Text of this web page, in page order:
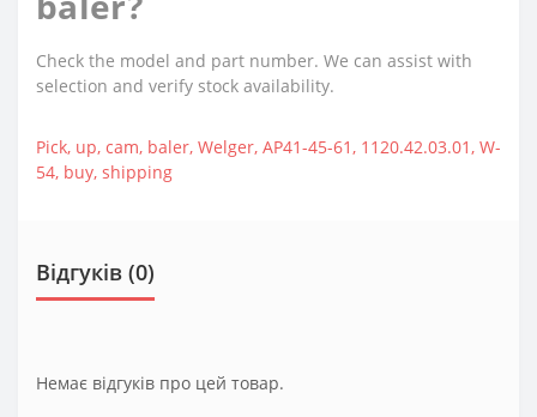
Check the model and part number. We can assist with
selection and verify stock availability.
Pick, up, cam, baler, Welger, AP41-45-61, 1120.42.03.01, W-
54, buy, shipping
Відгуків (0)
Немає відгуків про цей товар.